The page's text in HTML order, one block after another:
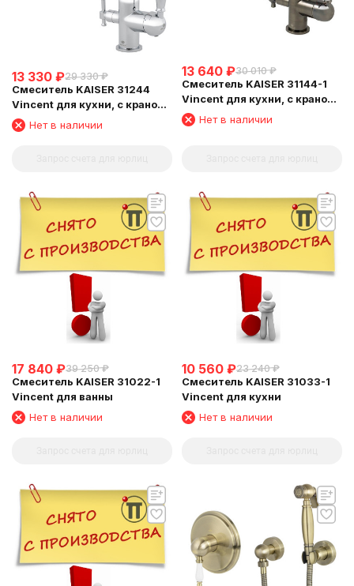
13 330 ₽29 330 ₽
Смеситель KAISER 31244
Vincent для кухни, с краном
для питьевой воды, хром
Нет в наличии
13 640 ₽30 010 ₽
Смеситель KAISER 31144-1
Vincent для кухни, с краном
для питьевой воды, бронза
состаренная
Нет в наличии
17 840 ₽39 250 ₽
Смеситель KAISER 31022-1
Vincent для ванны
Нет в наличии
10 560 ₽23 240 ₽
Смеситель KAISER 31033-1
Vincent для кухни
Нет в наличии